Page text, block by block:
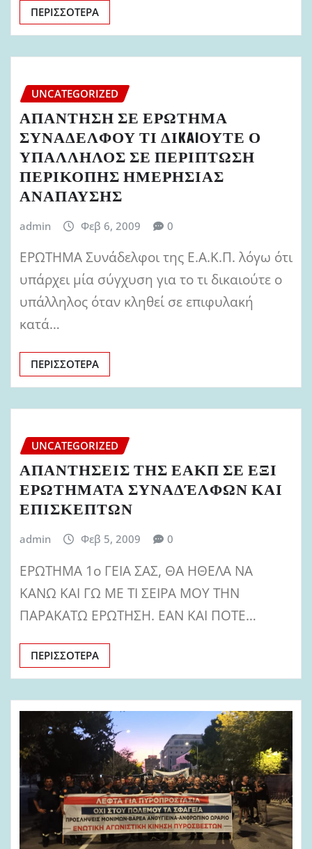
ΠΕΡΙΣΣΌΤΕΡΑ
UNCATEGORIZED
ΑΠΑΝΤΗΣΗ ΣΕ ΕΡΩΤΗΜΑ
ΣΥΝΑΔΕΛΦΟΥ ΤΙ ΔΙKAIΟΥΤΕ Ο
ΥΠΑΛΛΗΛΟΣ ΣΕ ΠΕΡΙΠΤΩΣΗ
ΠΕΡΙΚΟΠΗΣ ΗΜΕΡΗΣΙΑΣ
ΑΝΑΠΑΥΣΗΣ
admin Φεβ 6, 2009 0
ΕΡΩΤΗΜΑ Συνάδελφοι της Ε.Α.Κ.Π. λόγω ότι
υπάρχει μία σύγχυση για το τι δικαιούτε ο
υπάλληλος όταν κληθεί σε επιφυλακή
κατά…
ΠΕΡΙΣΣΌΤΕΡΑ
UNCATEGORIZED
ΑΠΑΝΤΗΣΕΙΣ ΤΗΣ ΕΑΚΠ ΣΕ ΕΞΙ
ΕΡΩΤΗΜΑΤΑ ΣΥΝΑΔΈΛΦΩΝ ΚΑΙ
ΕΠΙΣΚΕΠΤΩΝ
admin Φεβ 5, 2009 0
ΕΡΩΤΗΜΑ 1ο ΓΕΙΑ ΣΑΣ, ΘΑ ΗΘΕΛΑ ΝΑ
ΚΑΝΩ ΚΑΙ ΓΩ ΜΕ ΤΙ ΣΕΙΡΑ ΜΟΥ ΤΗΝ
ΠΑΡΑΚΑΤΩ ΕΡΩΤΗΣΗ. ΕΑΝ ΚΑΙ ΠΟΤΕ…
ΠΕΡΙΣΣΌΤΕΡΑ